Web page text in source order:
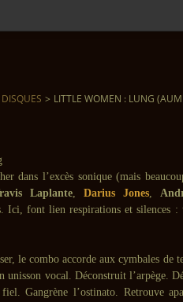
DISQUES > LITTLE WOMEN : LUNG
dans l’excès sonique (mais
Laplante,Darius Jones,
Ici, font lien respirations et silences
le combo accorde aux cymbales de
unisson vocal. Déconstruit l’arpège.
Gangrène l’ostinato. Retrouve